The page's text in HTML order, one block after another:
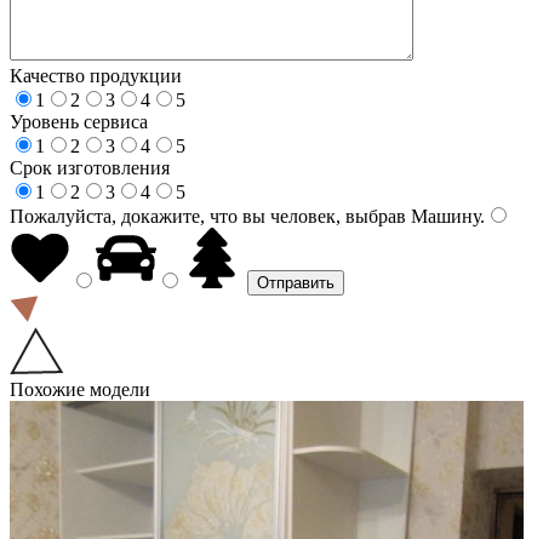
Качество продукции
1
2 3 4
5
Уровень сервиса
1
2 3 4
5
Срок изготовления
1
2 3 4
5
Пожалуйста, докажите, что вы человек, выбрав Машину.
Похожие модели